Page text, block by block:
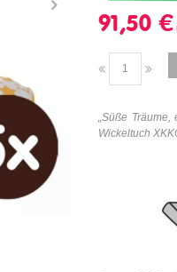
91,50 €
„Süße Träume,
Wickeltuch